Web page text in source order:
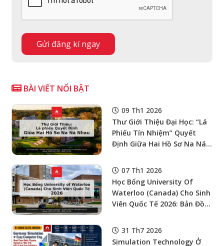
BÀI VIẾT NỔI BẬT
09 Th1 2026
Thư Giới Thiệu Đại Học: “Lá
Phiếu Tín Nhiệm” Quyết
Định Giữa Hai Hồ Sơ Na Ná
07 Th1 2026
Học Bổng University Of
Waterloo (Canada) Cho Sinh
Viên Quốc Tế 2026: Bản Đồ
Bổng” Mà Học Sinh THPT &
Sinh Viên Việt Nam Có Thể
31 Th7 2026
Simulation Technology Ở